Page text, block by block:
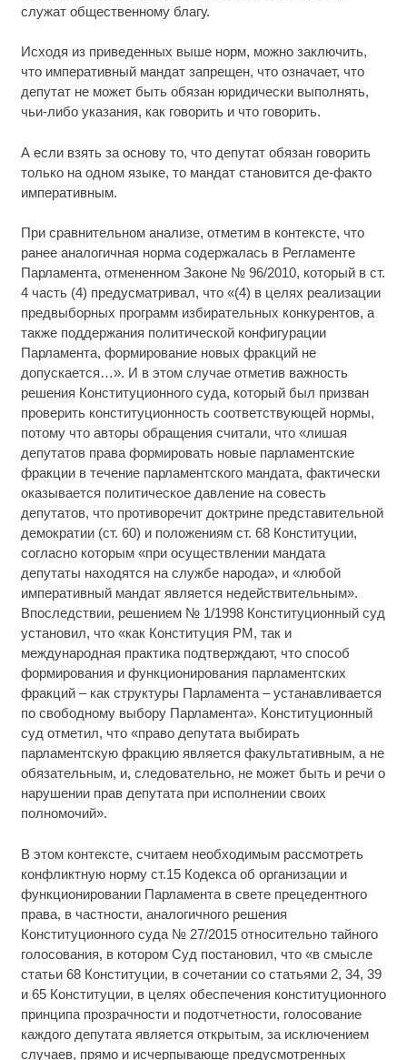
служат общественному благу.
Исходя из приведенных выше норм, можно заключить,
что императивный мандат запрещен, что означает, что
депутат не может быть обязан юридически выполнять,
чьи-либо указания, как говорить и что говорить.
А если взять за основу то, что депутат обязан говорить
только на одном языке, то мандат становится де-факто
императивным.
При сравнительном анализе, отметим в контексте, что
ранее аналогичная норма содержалась в Регламенте
Парламента, отмененном Законе № 96/2010, который в ст.
4 часть (4) предусматривал, что «(4) в целях реализации
предвыборных программ избирательных конкурентов, а
также поддержания политической конфигурации
Парламента, формирование новых фракций не
допускается…». И в этом случае отметив важность
решения Конституционного суда, который был призван
проверить конституционность соответствующей нормы,
потому что авторы обращения считали, что «лишая
депутатов права формировать новые парламентские
фракции в течение парламентского мандата, фактически
оказывается политическое давление на совесть
депутатов, что противоречит доктрине представительной
демократии (ст. 60) и положениям ст. 68 Конституции,
согласно которым «при осуществлении мандата
депутаты находятся на службе народа», и «любой
императивный мандат является недействительным».
Впоследствии, решением № 1/1998 Конституционный суд
установил, что «как Конституция РМ, так и
международная практика подтверждают, что способ
формирования и функционирования парламентских
фракций – как структуры Парламента – устанавливается
по свободному выбору Парламента». Конституционный
суд отметил, что «право депутата выбирать
парламентскую фракцию является факультативным, а не
обязательным, и, следовательно, не может быть и речи о
нарушении прав депутата при исполнении своих
полномочий».
В этом контексте, считаем необходимым рассмотреть
конфликтную норму ст.15 Кодекса об организации и
функционировании Парламента в свете прецедентного
права, в частности, аналогичного решения
Конституционного суда № 27/2015 относительно тайного
голосования, в котором Суд постановил, что «в смысле
статьи 68 Конституции, в сочетании со статьями 2, 34, 39
и 65 Конституции, в целях обеспечения конституционного
принципа прозрачности и подотчетности, голосование
каждого депутата является открытым, за исключением
случаев, прямо и исчерпывающе предусмотренных